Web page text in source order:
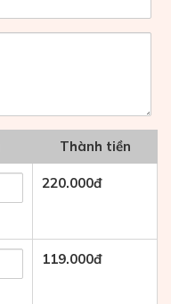
Thành tiền
220.000đ
119.000đ